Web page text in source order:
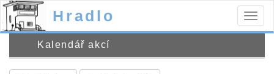
Hradlo
Kalendář akcí